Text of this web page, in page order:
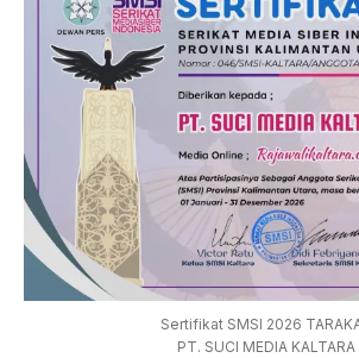
Sertifikat SMSI 2026
PT. SUCI MEDIA KALTARA